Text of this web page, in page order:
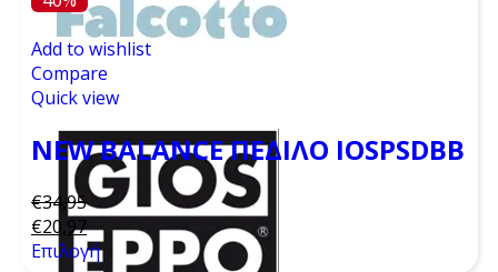
Add to wishlist
Compare
Quick view
NEW BALANCE ΠΈΔΙΛΟ IOSPSDBB
€34,95
€20,97
Επιλογή